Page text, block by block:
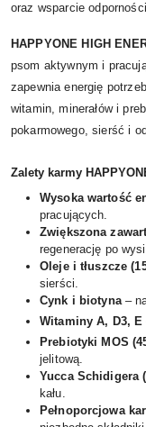
oraz wsparcie
HAPPYONE HIGH
psom aktywnym i
zapewnia energię
witamin, minerałów i
pokarmowego, sierść i
Zalety karmy
Wysoka wartość
pracujących.
Zwiększona
regenerację po
Oleje i tłuszcze
sierści.
Cynk i biotyna–
Witaminy A, D3, E
Prebiotyki MOS
jelitową.
Yucca Schidigera
kału.
Pełnoporcjowa